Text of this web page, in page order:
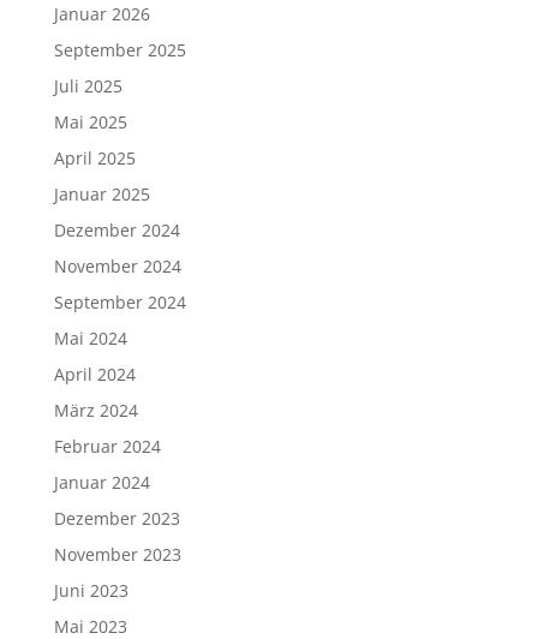
Januar 2026
September 2025
Juli 2025
Mai 2025
April 2025
Januar 2025
Dezember 2024
November 2024
September 2024
Mai 2024
April 2024
März 2024
Februar 2024
Januar 2024
Dezember 2023
November 2023
Juni 2023
Mai 2023